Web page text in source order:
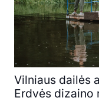
Vilniaus dailės
Erdvės dizaino